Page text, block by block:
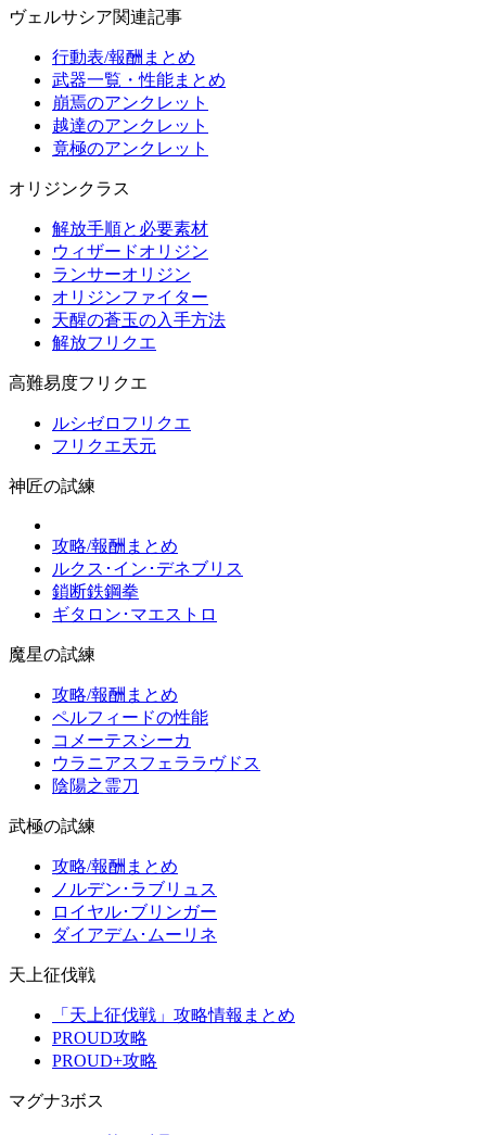
ヴェルサシア関連記事
行動表/報酬まとめ
武器一覧・性能まとめ
崩焉のアンクレット
越達のアンクレット
竟極のアンクレット
オリジンクラス
解放手順と必要素材
ウィザードオリジン
ランサーオリジン
オリジンファイター
天醒の蒼玉の入手方法
解放フリクエ
高難易度フリクエ
ルシゼロフリクエ
フリクエ天元
神匠の試練
攻略/報酬まとめ
ルクス･イン･デネブリス
鎖断鉄鋼拳
ギタロン･マエストロ
魔星の試練
攻略/報酬まとめ
ペルフィードの性能
コメーテスシーカ
ウラニアスフェララヴドス
陰陽之霊刀
武極の試練
攻略/報酬まとめ
ノルデン･ラブリュス
ロイヤル･ブリンガー
ダイアデム･ムーリネ
天上征伐戦
「天上征伐戦」攻略情報まとめ
PROUD攻略
PROUD+攻略
マグナ3ボス